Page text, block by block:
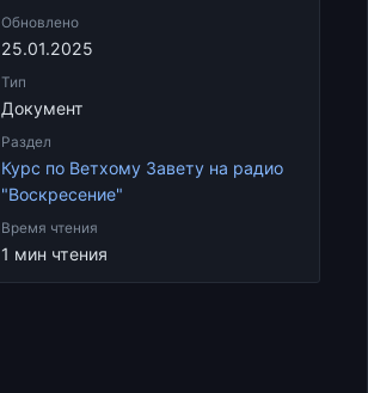
Обновлено
25.01.2025
Тип
Документ
Раздел
Курс по Ветхому Завету на радио
"Воскресение"
Время чтения
1 мин чтения